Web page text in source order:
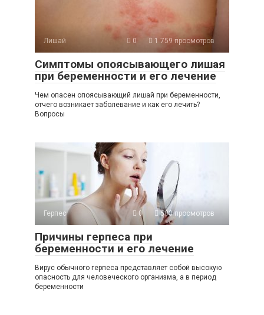
Лишай 0 1 759 просмотров
Симптомы опоясывающего лишая
при беременности и его лечение
Чем опасен опоясывающий лишай при беременности,
отчего возникает заболевание и как его лечить?
Вопросы
Герпес 0 583 просмотров
Причины герпеса при
беременности и его лечение
Вирус обычного герпеса представляет собой высокую
опасность для человеческого организма, а в период
беременности